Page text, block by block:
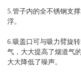
5.管子内的全不锈钢支
浮。
6.吸盖口可与吸力臂旋
气，大大提高了烟道气
大大降低了噪声。